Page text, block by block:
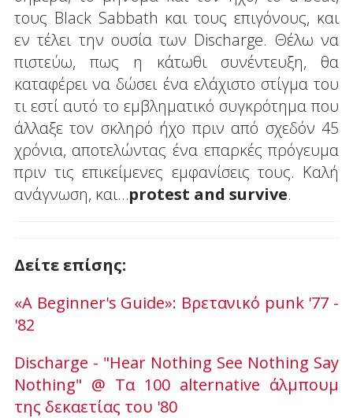
τους Black Sabbath και τους επιγόνους, και
εν τέλει την ουσία των Discharge. Θέλω να
πιστεύω, πως η κάτωθι συνέντευξη, θα
καταφέρει να δώσει ένα ελάχιστο στίγμα του
τι εστί αυτό το εμβληματικό συγκρότημα που
άλλαξε τον σκληρό ήχο πριν από σχεδόν 45
χρόνια, αποτελώντας ένα επαρκές πρόγευμα
πριν τις επικείμενες εμφανίσεις τους. Καλή
ανάγνωση, και…protest and survive.
Δείτε επίσης:
«A Beginner's Guide»: Βρετανικό punk '77 -
'82
Discharge - "Hear Nothing See Nothing Say
Nothing" @ Τα 100 alternative άλμπουμ
της δεκαετίας του '80